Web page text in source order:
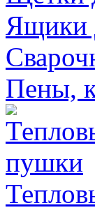
Ящики
Пены,